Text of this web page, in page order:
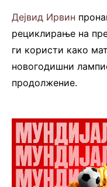
Дејвид Ирвин
рециклирање на
ги користи како
новогодишни
продолжение.